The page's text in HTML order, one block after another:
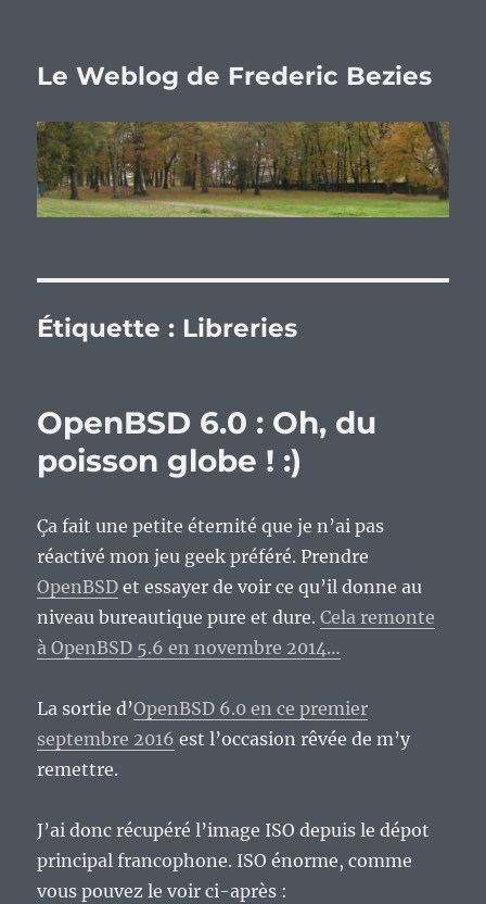
Le Weblog de Frederic Bezies
Étiquette : Libreries
OpenBSD 6.0 : Oh, du
poisson globe ! :)
Ça fait une petite éternité que je n’ai pas
réactivé mon jeu geek préféré. Prendre
OpenBSD et essayer de voir ce qu’il donne au
niveau bureautique pure et dure.Cela remonte
à OpenBSD 5.6 en novembre 2014…
La sortie d’OpenBSD 6.0 en ce premier
septembre 2016 est l’occasion rêvée de m’y
remettre.
J’ai donc récupéré l’image ISO depuis le dépot
principal francophone. ISO énorme, comme
vous pouvez le voir ci-après :